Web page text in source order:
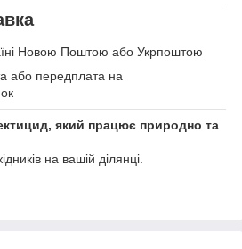
Новою Поштою або Укрпоштою
або передплата на
який працює природно та
на вашій ділянці.